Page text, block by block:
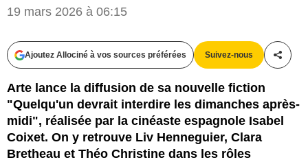
19 mars 2026 à 06:15
Ajoutez Allociné à vos sources préférées Suivez-nous
Arte lance la diffusion de sa nouvelle fiction
"Quelqu'un devrait interdire les dimanches après-
midi", réalisée par la cinéaste espagnole Isabel
Coixet. On y retrouve Liv Henneguier, Clara
Bretheau et Théo Christine dans les rôles